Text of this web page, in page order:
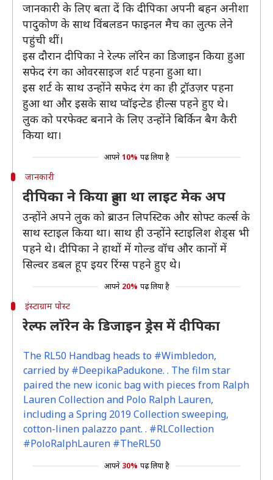
जानकारी के लिए बता दें कि दीपिका अपनी बहन अनीशा
पादुकोण के साथ विंबलडन फाइनल मैच का लुत्फ लेने
पहुंची थीं।
इस दौरान दीपिका ने रेल्फ लॉरेन का डिजाइन किया हुआ
सफेद रंग का ओवरसाइज शर्ट पहना हुआ था।
इस शर्ट के साथ उन्होंने सफेद रंग का ही ट्रॉउज़र पहना
हुआ था और इसके साथ प्वॉइन्टेड हील्स पहने हुए थे।
लुक को परफेक्ट बनाने के लिए उन्होंने बिर्किन बैग कैरी
किया था।
आपने 10% पढ़ लिया है
जानकारी
दीपिका ने किया हुआ था लाइट मेक अप
उन्होंने अपने लुक को ब्राउन लिपस्टिक और सोफ्ट कर्ल्स के
साथ स्टाइल किया था। साथ ही उन्होंने स्टाइलिश शेड्स भी
पहने थे। दीपिका ने हाथों में गोल्ड वॉच और कानों में
सिल्वर डबल हूप इयर रिंग्स पहने हुए थे।
आपने 20% पढ़ लिया है
इंस्टाग्राम पोस्ट
रेल्फ लॉरेन के डिजाइन ड्रेस में दीपिका
The RL50 Handbag heads to #Wimbledon,
carried by #DeepikaPadukone. . The film star
paired the new iconic bag with pieces from Ralph
Lauren Collection and Polo Ralph Lauren,
including a Spring 2019 Collection sweeping,
cotton-linen palazzo pant. . #RLCollection
#PoloRalphLauren #TheRL50
आपने 30% पढ़ लिया है